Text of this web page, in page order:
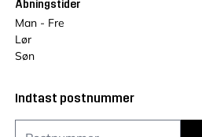
Åbningstider
Man - Fre
Lør
Søn
Indtast postnummer